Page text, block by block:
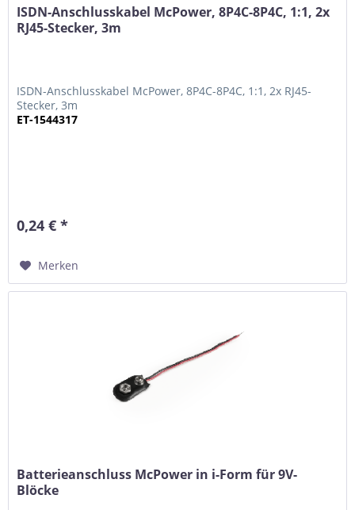
ISDN-Anschlusskabel McPower, 8P4C-8P4C, 1:1, 2x
RJ45-Stecker, 3m
ISDN-Anschlusskabel McPower, 8P4C-8P4C, 1:1, 2x RJ45-
Stecker, 3m
ET-1544317
0,24 € *
Merken
Batterieanschluss McPower in i-Form für 9V-
Blöcke